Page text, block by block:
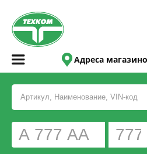
Адреса